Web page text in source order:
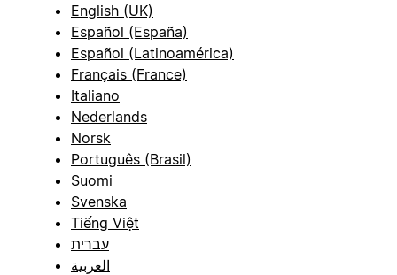
English (UK)
Español (España)
Español (Latinoamérica)
Français (France)
Italiano
Nederlands
Norsk
Português (Brasil)
Suomi
Svenska
Tiếng Việt
עברית
العربية